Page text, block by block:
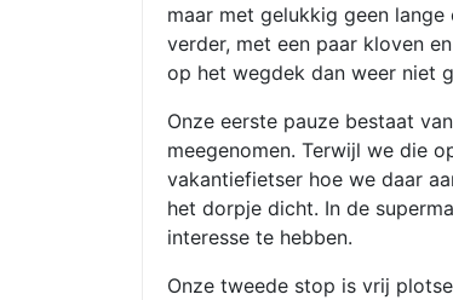
maar met gelukkig geen
verder, met een paar kloven
op het wegdek dan weer niet
Onze eerste pauze bestaat
meegenomen. Terwijl we die
vakantiefietser hoe we daar
het dorpje dicht. In de
interesse te hebben.
Onze tweede stop is vrij